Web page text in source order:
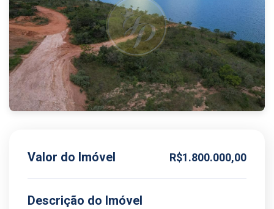
Valor do Imóvel R$1.800.000,00
Descrição do Imóvel